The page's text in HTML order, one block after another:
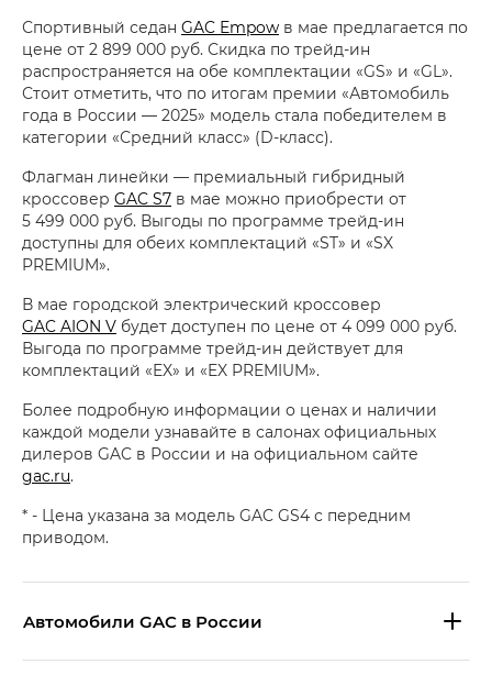
Спортивный седан GAC Empow в мае предлагается по
цене от 2 899 000 руб. Скидка по трейд-ин
распространяется на обе комплектации «GS» и «GL».
Стоит отметить, что по итогам премии «Автомобиль
года в России — 2025» модель стала победителем в
категории «Средний класс» (D-класс).
Флагман линейки — премиальный гибридный
кроссовер GAC S7 в мае можно приобрести от
5 499 000 руб. Выгоды по программе трейд-ин
доступны для обеих комплектаций «ST» и «SX
PREMIUM».
В мае городской электрический кроссовер
GAC AION V будет доступен по цене от 4 099 000 руб.
Выгода по программе трейд-ин действует для
комплектаций «EX» и «EX PREMIUM».
Более подробную информации о ценах и наличии
каждой модели узнавайте в салонах официальных
дилеров GAC в России и на официальном сайте
gac.ru.
* - Цена указана за модель GAC GS4 с передним
приводом.
Aвтомобили GAC в России